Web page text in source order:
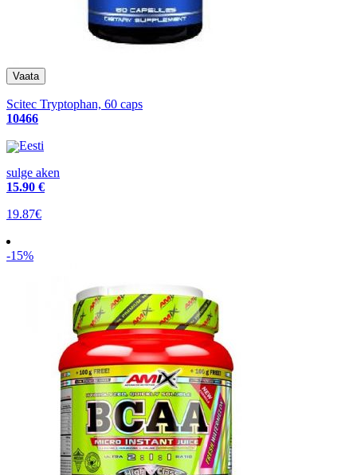
Scitec Tryptophan, 60 caps
10466
Eesti
sulge aken
15.90 €
19.87€
-15%